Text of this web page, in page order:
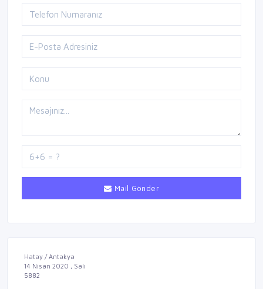
Mail Gönder
Hatay / Antakya
14 Nisan 2020 , Salı
5882